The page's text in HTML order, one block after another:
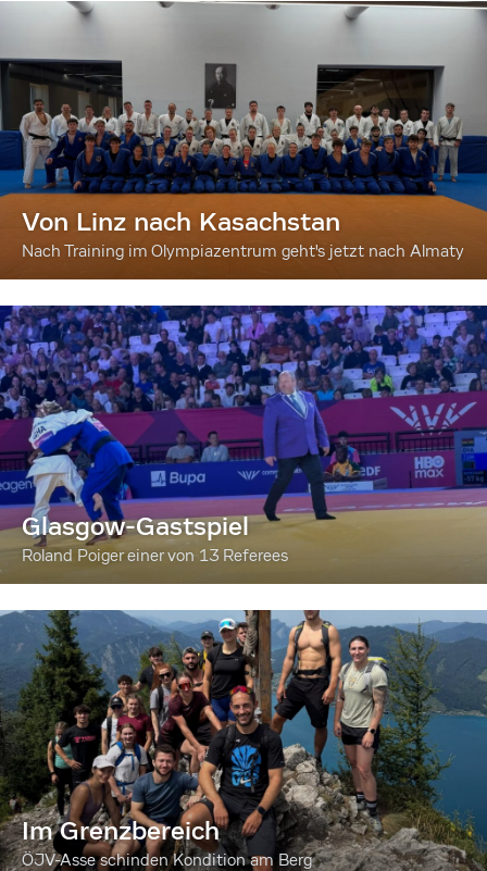
Von Linz nach Kasachstan
Nach Training im Olympiazentrum geht's jetzt nach Almaty
Glasgow-Gastspiel
Roland Poiger einer von 13 Referees
Im Grenzbereich
ÖJV-Asse schinden Kondition am Berg